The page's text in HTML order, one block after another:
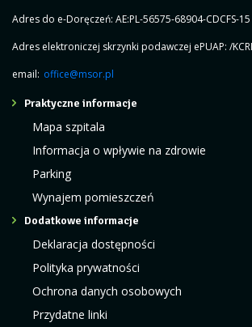
Adres do e-Doręczeń: AE:PL-56575-68904-CDCFS-15
Adres elektroniczej skrzynki podawczej ePUAP: /
email: office@msor.pl
Praktyczne informacje
Mapa szpitala
Informacja o wpływie na zdrowie
Parking
Wynajem pomieszczeń
Dodatkowe informacje
Deklaracja dostępności
Polityka prywatności
Ochrona danych osobowych
Przydatne linki